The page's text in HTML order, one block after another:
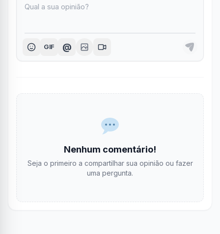
GIF @
Nenhum comentário!
Seja o primeiro a compartilhar sua opinião ou fazer
uma pergunta.